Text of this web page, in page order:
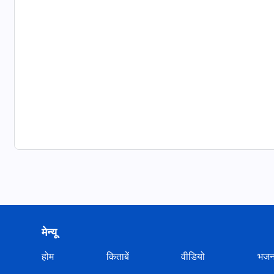
मेन्यू
होम किताबें वीडियो